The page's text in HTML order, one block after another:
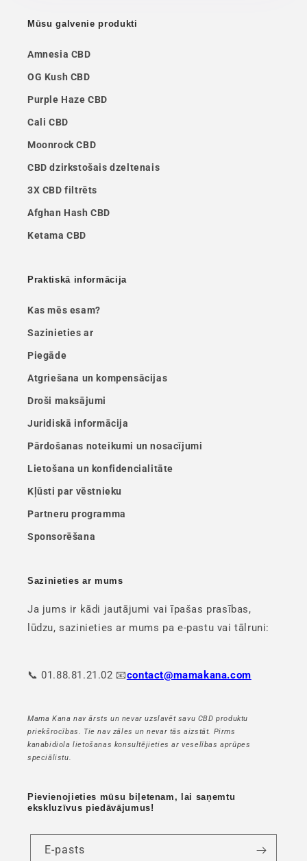
Mūsu galvenie produkti
Amnesia CBD
OG Kush CBD
Purple Haze CBD
Cali CBD
Moonrock CBD
CBD dzirkstošais dzeltenais
3X CBD filtrēts
Afghan Hash CBD
Ketama CBD
Praktiskā informācija
Kas mēs esam?
Sazinieties ar
Piegāde
Atgriešana un kompensācijas
Droši maksājumi
Juridiskā informācija
Pārdošanas noteikumi un nosacījumi
Lietošana un konfidencialitāte
Kļūsti par vēstnieku
Partneru programma
Sponsorēšana
Sazinieties ar mums
Ja jums ir kādi jautājumi vai īpašas prasības,
lūdzu, sazinieties ar mums pa e-pastu vai tālruni:
📞 01.88.81.21.02 📧contact@mamakana.com
Mama Kana nav ārsts un nevar uzslavēt savu CBD produktu
priekšrocības. Tie nav zāles un nevar tās aizstāt. Pirms
kanabidiola lietošanas konsultējieties ar veselības aprūpes
speciālistu.
Pievienojieties mūsu biļetenam, lai saņemtu
ekskluzīvus piedāvājumus!
E-pasts